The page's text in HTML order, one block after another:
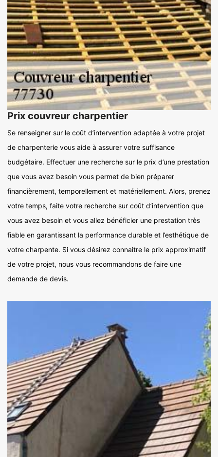
Prix couvreur charpentier
Se renseigner sur le coût d’intervention adaptée à votre projet
de charpenterie vous aide à assurer votre suffisance
budgétaire. Effectuer une recherche sur le prix d’une prestation
que vous avez besoin vous permet de bien préparer
financièrement, temporellement et matériellement. Alors, prenez
votre temps, faite votre recherche sur coût d’intervention que
vous avez besoin et vous allez bénéficier une prestation très
fiable en garantissant la performance durable et l’esthétique de
votre charpente. Si vous désirez connaitre le prix approximatif
de votre projet, nous vous recommandons de faire une
demande de devis.